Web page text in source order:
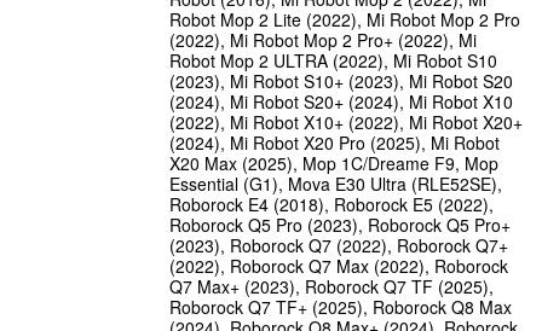
Robot Mop 2 Lite (2022), Mi Robot Mop 2 Pro
(2022), Mi Robot Mop 2 Pro+ (2022), Mi
Robot Mop 2 ULTRA (2022), Mi Robot S10
(2023), Mi Robot S10+ (2023), Mi Robot S20
(2024), Mi Robot S20+ (2024), Mi Robot X10
(2022), Mi Robot X10+ (2022), Mi Robot X20+
(2024), Mi Robot X20 Pro (2025), Mi Robot
X20 Max (2025), Mop 1C/Dreame F9, Mop
Essential (G1), Mova E30 Ultra (RLE52SE),
Roborock E4 (2018), Roborock E5 (2022),
Roborock Q5 Pro (2023), Roborock Q5 Pro+
(2023), Roborock Q7 (2022), Roborock Q7+
(2022), Roborock Q7 Max (2022), Roborock
Q7 Max+ (2023), Roborock Q7 TF (2025),
Roborock Q7 TF+ (2025), Roborock Q8 Max